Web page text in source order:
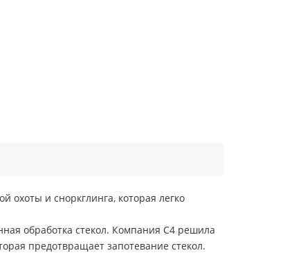
охоты и сноркглинга, которая легко
обработка стекол. Компания C4 решила
предотвращает запотевание стекол.